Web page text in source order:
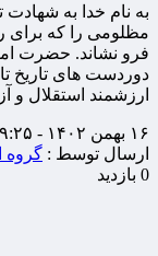
به نام خدا به
مظلومی را که برای
فرو نشاند. حضرت
دوردست های تاریخ
ارزشمند استقلال و
۱۶ بهمن ۱۴۰۲ - ۹:۲۵
ارسال توسط : گروه
0 بازدید